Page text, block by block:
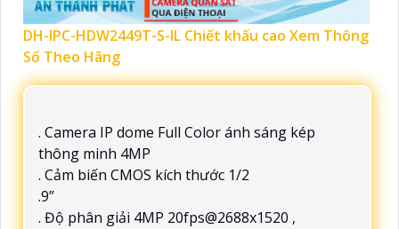
DH-IPC-HDW2449T-S-IL Chiết khấu cao Xem Thông
Số Theo Hãng
. Camera IP dome Full Color ánh sáng kép
thông minh 4MP
. Cảm biến CMOS kích thước 1/2
.9”
. Độ phân giải 4MP 20fps@2688x1520 ,